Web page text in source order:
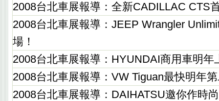
2008台北車展報導：全新CADILLAC CTS
2008台北車展報導：JEEP Wrangler
場！
2008台北車展報導：HYUNDAI商用車明年
2008台北車展報導：VW Tiguan最快明年
2008台北車展報導：DAIHATSU邀你作時